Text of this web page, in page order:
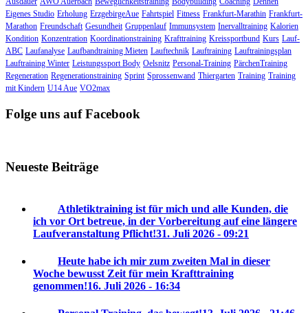
Eigenes Studio Erholung ErzgebirgeAue Fahrtspiel Fitness Frankfurt-Marathin Frankfurt-
Marathon Freundschaft Gesundheit Gruppenlauf Immunsystem Inervalltraining Kalorien
Kondition Konzentration Koordinationstraining Krafttraining Kreissportbund Kurs Lauf-
ABC Laufanalyse Laufbandtraining Mieten Lauftechnik Lauftraining Lauftrainingsplan
Lauftraining Winter Leistungssport Body Oelsnitz Personal-Training PärchenTraining
Regeneration Regenerationstraining Sprint Sprossenwand Thiergarten Training Training
mit Kindern U14 Aue VO2max
Folge uns auf Facebook
Neueste Beiträge
Athletiktraining ist für mich und alle Kunden, die
ich vor Ort betreue, in der Vorbereitung auf eine längere
Laufveranstaltung Pflicht!31. Juli 2026 - 09:21
Heute habe ich mir zum zweiten Mal in dieser
Woche bewusst Zeit für mein Krafttraining
genommen!16. Juli 2026 - 16:34